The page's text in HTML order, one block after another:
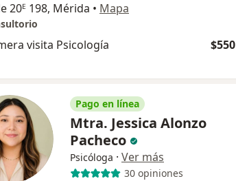
20ᴱ 198, Mérida • Mapa
visita Psicología $550
Pago en línea
Mtra. Jessica Alonzo
Pacheco
Psicóloga · Ver más
30 opiniones